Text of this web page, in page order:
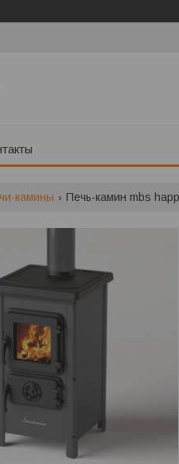
камины Печь-камин mbs